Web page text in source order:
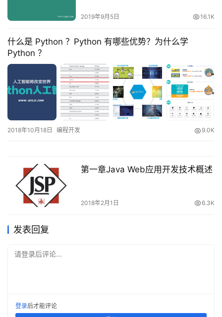
2019年9月5日 16.1K
什么是 Python ？Python 有哪些优势？为什么学
Python ？
2018年10月18日 编程开发 9.0K
第一章Java Web应用开发技术概述
2018年2月1日 6.3K
发表回复
请登录后评论...
登录后才能评论